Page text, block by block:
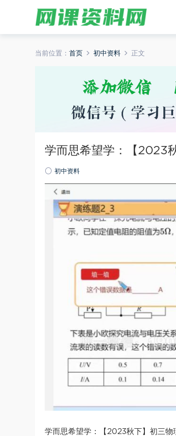
当前位置： 首页 初中资料 正文
学而思希望学：【2023
初中资料
学而思希望学：【2023秋下】初三物